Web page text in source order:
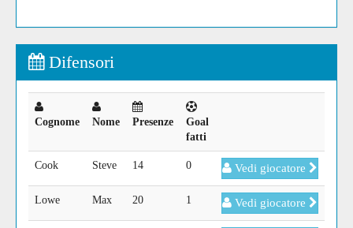
Difensori
Cognome Nome Presenze
Goal
fatti
Cook Steve 14 0 Vedi giocatore
Lowe Max 20 1 Vedi giocatore